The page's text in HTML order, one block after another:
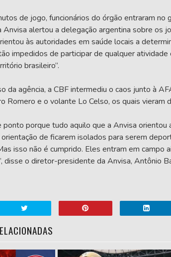
de jogo, funcionários do órgão entraram no
Anvisa alertou a delegação argentina sobre os
às autoridades em saúde locais a
impedidos de participar de qualquer
brasileiro”.
da agência, a CBF intermediu o caos junto à
Romero e o volante Lo Celso, os quais vieram
ponto porque tudo aquilo que a Anvisa orientou
de ficarem isolados para serem
isso não é cumprido. Eles entram em campo
disse o diretor-presidente da Anvisa, Antônio